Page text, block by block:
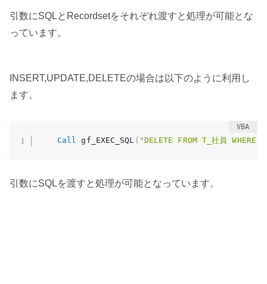
引数にSQLとRecordsetをそれぞれ渡すと処理が可能とな
っています。
INSERT,UPDATE,DELETEの場合は以下のように利用し
ます。
Call gf_EXEC_SQL ( "DELETE FROM T_社員 WHERE
引数にSQLを渡すと処理が可能となっています。